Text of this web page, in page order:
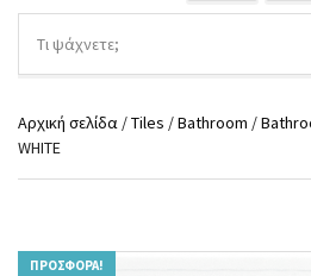
ν
μ
α
κ
α
ή
τ
Αρχική σελίδα /Tiles /Bathroom /
WHITE
ΠΡΟΣΦΟΡΆ!